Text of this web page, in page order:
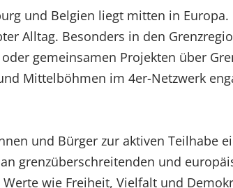
und Belgien liegt mitten in
Alltag. Besonders in den
gemeinsamen Projekten über
Mittelböhmen im 4er-Netzwerk
und Bürger zur aktiven Teilhabe
grenzüberschreitenden und
wie Freiheit, Vielfalt und